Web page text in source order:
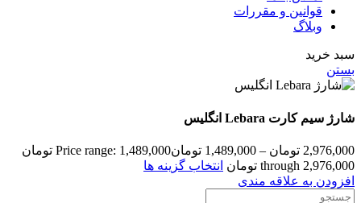
قوانین و مقررات
وبلاگ
سبد خرید
بستن
شارژ سیم کارت Lebara انگلیس
2,976,000 تومان –
1,489,000 تومان
Price range: 1,489,000 تومان
through 2,976,000 تومان
انتخاب گزینه ها
افزودن به علاقه مندی